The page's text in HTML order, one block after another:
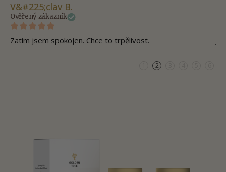
V&#225;clav B.
Ověřený zákazník
Zatím jsem spokojen. Chce to trpělivost.
2